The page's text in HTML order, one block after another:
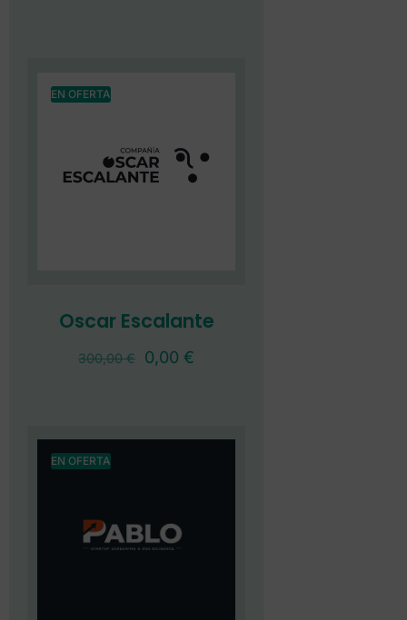
EN OFERTA
Oscar Escalante
300,00€ 0,00 €
EN OFERTA